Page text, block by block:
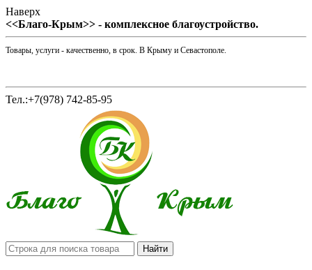
Наверх
<<Благо-Крым>> - комплексное благоустройство.
Товары, услуги - качественно, в срок. В Крыму и Севастополе.
Тел.:+7(978) 742-85-95